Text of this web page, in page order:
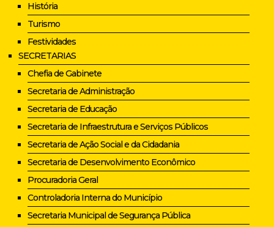
História
Turismo
Festividades
SECRETARIAS
Chefia de Gabinete
Secretaria de Administração
Secretaria de Educação
Secretaria de Infraestrutura e Serviços Públicos
Secretaria de Ação Social e da Cidadania
Secretaria de Desenvolvimento Econômico
Procuradoria Geral
Controladoria Interna do Município
Secretaria Municipal de Segurança Pública